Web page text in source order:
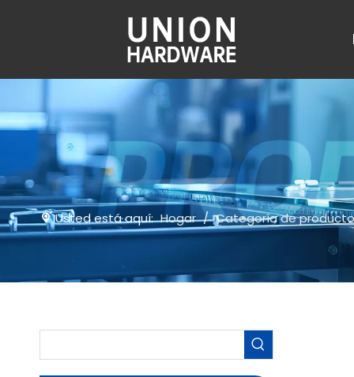
Usted está aquí: Hogar / Categoría de